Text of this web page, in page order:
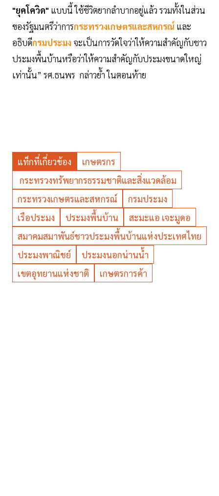
"ยุคโควิด" แบบนี้ ใช้ชีวิตยากลำบากอยู่แล้ว รวมทั้งในส่วน
ของรัฐมนตรีว่าการกระทรวงเกษตรและสหกรณ์ และ
อธิบดีกรมประมง จะเป็นการวัดใจว่าให้ความสำคัญกับชาว
ประมงพื้นบ้านหรือว่าให้ความสำคัญกับประมงขนาดใหญ่
เท่านั้น” รศ.ธนพร กล่าวย้ำ ในตอนท้าย
แท็กที่เกี่ยวข้อง
เกษตรกร
กระทรวงทรัพยากรธรรมชาติและสิ่งแวดล้อม
กระทรวงเกษตรและสหกรณ์
กรมประมง
เรือประมง
ประมงพื้นบ้าน
สะมะแอ เจะมูดอ
สมาคมสมาพันธ์ชาวประมงพื้นบ้านแห่งประเทศไทย
ประมงพาณิชย์
ประมงนอกน่านน้ำ
เขตอุทยานแห่งชาติ
เกษตรการค้า